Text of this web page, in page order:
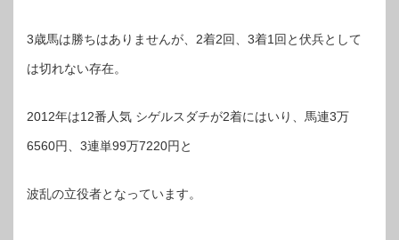
3歳馬は勝ちはありませんが、2着2回、3着1回と伏兵として
は切れない存在。
2012年は12番人気 シゲルスダチが2着にはいり、馬連3万
6560円、3連単99万7220円と
波乱の立役者となっています。